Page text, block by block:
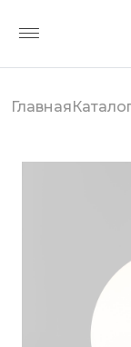
Главная